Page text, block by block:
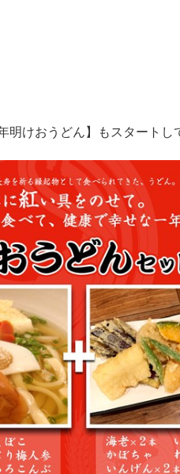
明けおうどん】もスタート